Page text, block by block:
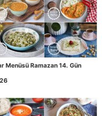
Menüsü Ramazan 14. Gün